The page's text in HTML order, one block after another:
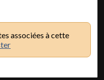
associées à cette